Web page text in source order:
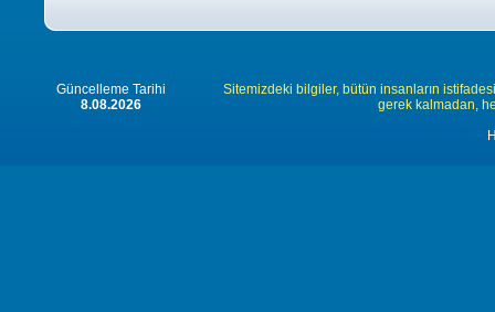
Güncelleme Tarihi
8.08.2026
Sitemizdeki bilgiler, bütün insanların
gerek kalmadan,